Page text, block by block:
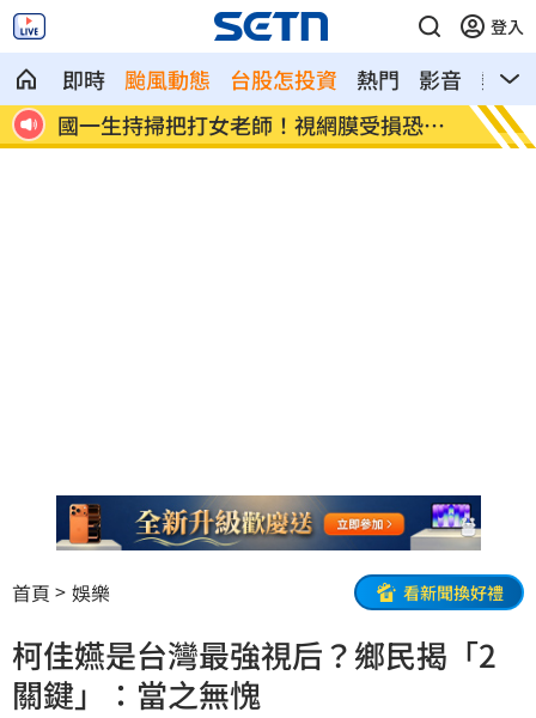
登入
即時 颱風動態 台股怎投資 熱門 影音
熱搜
失
女星授權AI短劇 「裙下仰拍視角」片挨
轟
防代
人
首頁 娛樂 看新聞換好禮
柯佳嬿是台灣最強視后？鄉民揭「2
關鍵」：當之無愧